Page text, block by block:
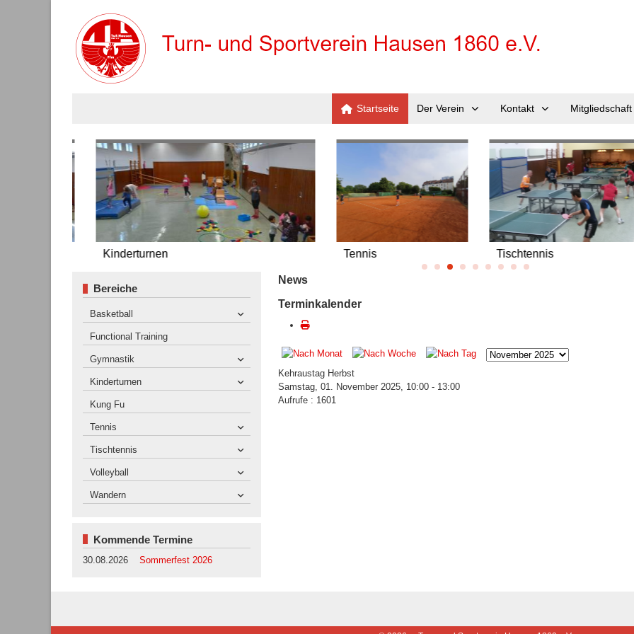
Startseite Der Verein Kontakt Mitgliedschaft
Bereiche
Basketball
Functional Training
Gymnastik
Kinderturnen
Kung Fu
Tennis
Tischtennis
Volleyball
Wandern
Kommende Termine
30.08.2026 Sommerfest 2026
News
Terminkalender
Kehraustag Herbst
Samstag, 01. November 2025, 10:00 - 13:00
Aufrufe : 1601